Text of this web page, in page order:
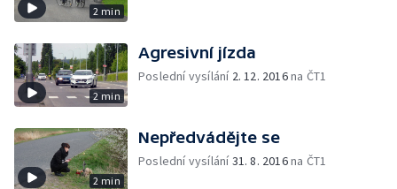
2 min
2 min
Agresivní jízda
Poslední vysílání 2. 12. 2016na ČT1
2 min
Nepředvádějte se
Poslední vysílání31. 8. 2016na ČT1